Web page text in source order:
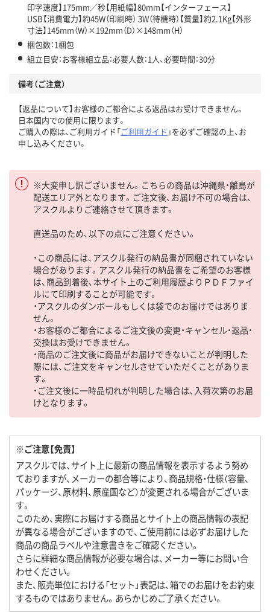
印字速度】175mm／秒【用紙幅】80mm【インターフェース】
USB【消費電力】約45W（印刷時） 3W（待機時）【質量】約2.1Kg【外形
寸法】145mm（W）×192mm（D）×148mm（H）
梱包数：1梱包
組立目安：お客様組立品：必要人数：1人、必要時間：30分
備考（ご注意）
【返品について】お客様のご都合による返品はお受けできません。
日本国内での使用に限ります。
ご購入の際は、ご利用ガイド「ご利用ガイド 」を必ずご確認の上、お
申し込みください。
※大変申し訳ございません。こちらの商品は沖縄県・離島が
配送エリア外となります。ご注文後、お届け不可の場合は、
アスクルよりご連絡させて頂きます。
直送品のため、以下の点にご注意ください。
・この商品には、アスクル発行の納品書が同梱されていない
場合があります。アスクル発行の納品書をご希望のお客様
は、商品到着後、本サイト上のご利用履歴よりＰＤＦファイ
ルにて印刷することが可能です。
・アスクルのダンボールもしくは袋でのお届けではありま
せん。
・お客様のご都合によるご注文後の変更・キャンセル・返品・
交換はお受けできません。
・商品のご注文後に商品がお届けできないことが判明した
際には、ご注文をキャンセルさせていただくことがありま
す。
・ご注文後に一時品切れが判明した場合は、入荷次第のお届
けとなります。
※ご注意【免責】
アスクルでは、サイト上に最新の商品情報を表示するよう努め
ておりますが、メーカーの都合等により、商品規格・仕様（容量、
パッケージ、原材料、原産国など）が変更される場合がございま
す。
このため、実際にお届けする商品とサイト上の商品情報の表記
が異なる場合がございますので、ご使用前には必ずお届けした
商品の商品ラベルや注意書きをご確認ください。
さらに詳細な商品情報が必要な場合は、メーカー等にお問い合
わせください。
また、販売単位における「セット」表記は、箱でのお届けをお約束
するものではありません。あらかじめご了承ください。